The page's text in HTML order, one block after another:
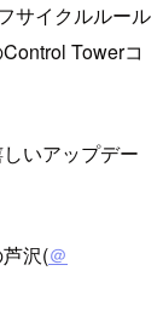
サイクルルール
Towerコ
いアップデー
沢(＠